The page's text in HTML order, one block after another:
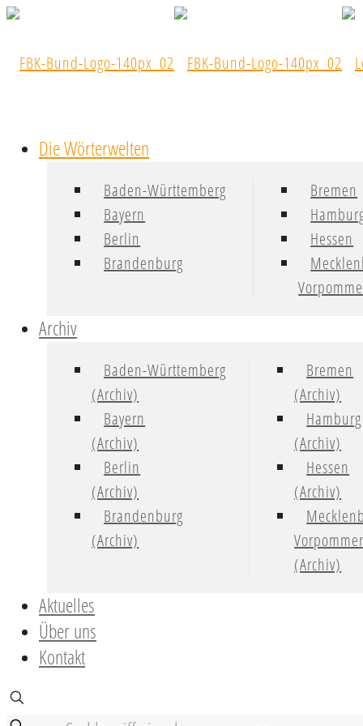
Die Wörterwelten
Baden-Württemberg
Bayern
Berlin
Brandenburg
Bremen
Hessen
Archiv
Baden-Württemberg
(Archiv)
Bayern
(Archiv)
Berlin
(Archiv)
Brandenburg
(Archiv)
Bremen
(Archiv)
Hamburg
(Archiv)
Hessen
(Archiv)
(Archiv)
Aktuelles
Über uns
Kontakt